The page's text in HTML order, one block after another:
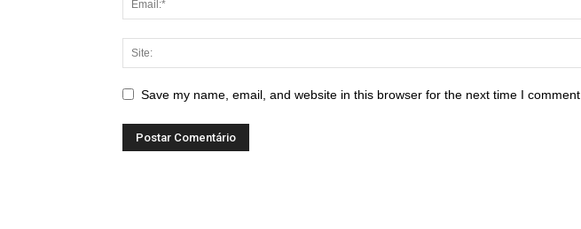
Save my name, email, and website in this browser for the next time I comment.